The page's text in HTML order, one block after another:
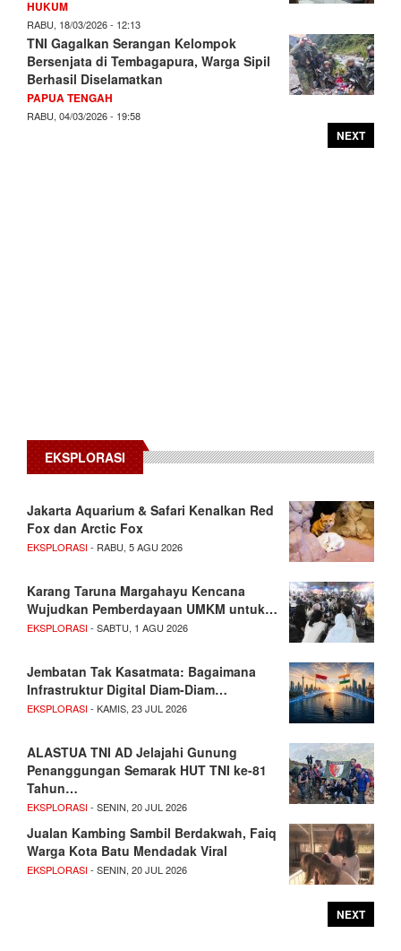
HUKUM
RABU, 18/03/2026 - 12:13
TNI Gagalkan Serangan Kelompok
Bersenjata di Tembagapura, Warga Sipil
Berhasil Diselamatkan
PAPUA TENGAH
RABU, 04/03/2026 - 19:58
NEXT
EKSPLORASI
Jakarta Aquarium & Safari Kenalkan Red
Fox dan Arctic Fox
EKSPLORASI- RABU, 5 AGU 2026
Karang Taruna Margahayu Kencana
Wujudkan Pemberdayaan UMKM untuk…
EKSPLORASI- SABTU, 1 AGU 2026
Jembatan Tak Kasatmata: Bagaimana
Infrastruktur Digital Diam-Diam…
EKSPLORASI- KAMIS, 23 JUL 2026
ALASTUA TNI AD Jelajahi Gunung
Penanggungan Semarak HUT TNI ke-81
Tahun…
EKSPLORASI- SENIN, 20 JUL 2026
Jualan Kambing Sambil Berdakwah, Faiq
Warga Kota Batu Mendadak Viral
EKSPLORASI- SENIN, 20 JUL 2026
NEXT